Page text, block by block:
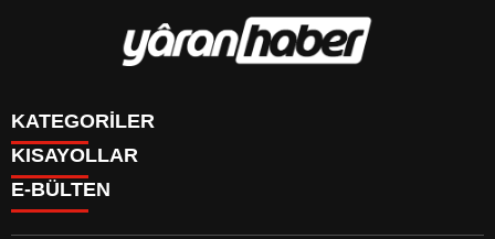
KATEGORİLER
Manşet
Gündem
KISAYOLLAR
CANLI BORSA
FİKSTÜR
E-BÜLTEN